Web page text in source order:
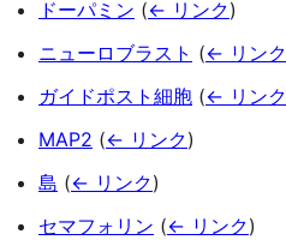
ドーパミン (← リンク)
ニューロブラスト (← リンク
ガイドポスト細胞 (← リンク
MAP2 (← リンク)
島 (← リンク)
セマフォリン (← リンク)